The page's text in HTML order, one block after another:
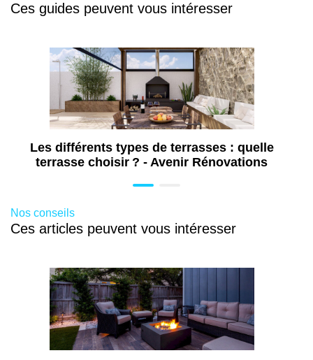
Terrasse PVC 30m2 avec pose
Environ
de 2100 à 7650 €
de 3500 à 12 750 €
Ces guides peuvent vous intéresser
Les différents types de terrasses : quelle
terrasse choisir ? - Avenir Rénovations
Nos conseils
Ces articles peuvent vous intéresser